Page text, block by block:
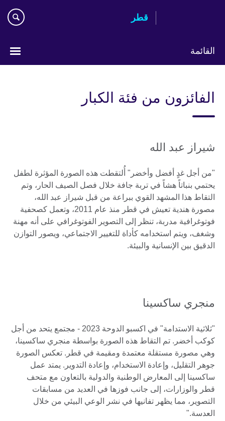
قطر
القائمة
الفائزون من فئة الكبار
شيراز عبد الله
"من أجل غدٍ أفضل وأخضر" أُلتقطت هذه الصورة المؤثرة لطفل
يحتمي بنباتاً هشاً في تربة جافة خلال فصل الصيف الحار، وتم
التقاط هذا المشهد القوي ببراعة من قبل شيراز عبد الله،
مصورة هندية تعيش في قطر منذ عام 2011، وتعمل كصحفية
فوتوغرافية مدربة، تنظر إلى التصوير الفوتوغرافي على أنه مهنة
وشغف، ويتم استخدامه كأداة للتغيير الاجتماعي، ويصور التوازن
الدقيق بين الإنسانية والبيئة.
منجري ساكسينا
"ثلاثية الاستدامة" في اكسبو الدوحة 2023 - مجتمع يتحد من أجل
كوكب أخضر. تم التقاط هذه الصورة بواسطة منجري ساكسينا،
وهي مصورة مستقلة معتمدة ومقيمة في قطر. تعكس الصورة
جوهر التقليل، وإعادة الاستخدام، وإعادة التدوير. يمتد عمل
ساكسينا إلى المعارض الوطنية والدولية بالتعاون مع متحف
قطر والوزارات، إلى جانب فوزها في العديد من مسابقات
التصوير، مما يظهر تفانيها في نشر الوعي البيئي من خلال
العدسة."